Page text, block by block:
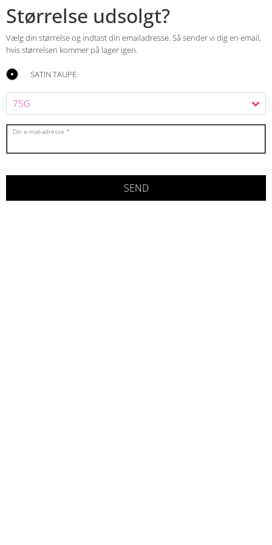
Størrelse udsolgt?
Vælg din størrelse og indtast din emailadresse. Så sender vi dig en email,
hvis størrelsen kommer på lager igen.
SATIN TAUPE
Din e-mail-adresse